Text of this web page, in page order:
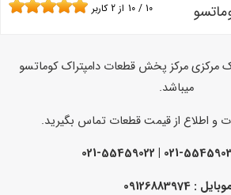
10 / 10 از 2 کاربر
مرکزی مرکز پخش قطعات دامپتراک کوماتسو
میباشد.
و اطلاع از قیمت قطعات تماس بگیرید.
55459038-021 |
: 09126883974